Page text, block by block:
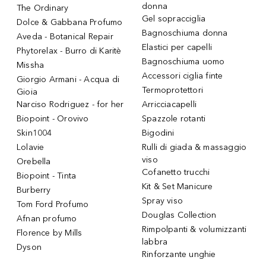
The Ordinary
Dolce & Gabbana Profumo
Aveda - Botanical Repair
Phytorelax - Burro di Karitè
Missha
Giorgio Armani - Acqua di
Gioia
Narciso Rodriguez - for her
Biopoint - Orovivo
Skin1004
Lolavie
Orebella
Biopoint - Tinta
Burberry
Tom Ford Profumo
Afnan profumo
Florence by Mills
Dyson
donna
Gel sopracciglia
Bagnoschiuma donna
Elastici per capelli
Bagnoschiuma uomo
Accessori ciglia finte
Termoprotettori
Arricciacapelli
Spazzole rotanti
Bigodini
Rulli di giada & massaggio
viso
Cofanetto trucchi
Kit & Set Manicure
Spray viso
Douglas Collection
Rimpolpanti & volumizzanti
labbra
Rinforzante unghie